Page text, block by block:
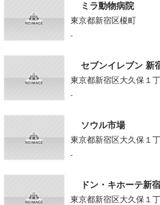
ミラ動物病院
東京都新宿区榎町
-
セブンイレブン 新
東京都新宿区大久保１
-
ソウル市場
東京都新宿区大久保１
-
ドン・キホーテ新
東京都新宿区大久保１